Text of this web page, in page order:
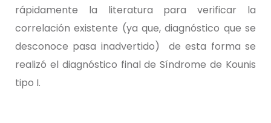
rápidamente la literatura para verificar la
correlación existente (ya que, diagnóstico que se
desconoce pasa inadvertido) de esta forma se
realizó el diagnóstico final de Síndrome de Kounis
tipo I.